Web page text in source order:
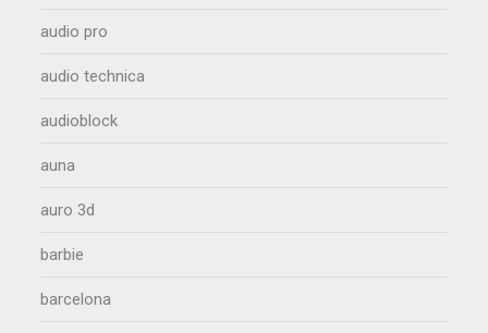
audio pro
audio technica
audioblock
auna
auro 3d
barbie
barcelona